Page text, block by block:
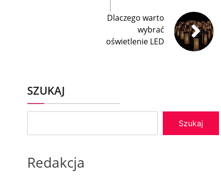
Dlaczego warto
wybrać
oświetlenie LED
SZUKAJ
Szukaj
Redakcja